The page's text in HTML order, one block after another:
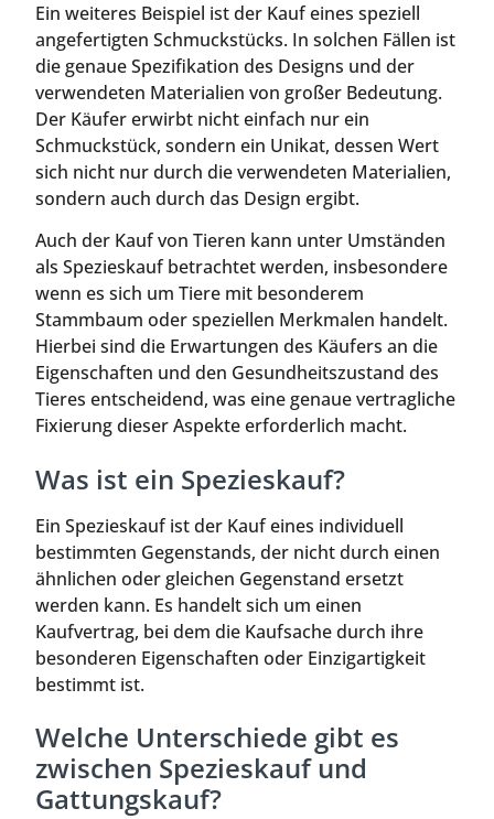
Ein weiteres Beispiel ist der Kauf eines speziell
angefertigten Schmuckstücks. In solchen Fällen ist
die genaue Spezifikation des Designs und der
verwendeten Materialien von großer Bedeutung.
Der Käufer erwirbt nicht einfach nur ein
Schmuckstück, sondern ein Unikat, dessen Wert
sich nicht nur durch die verwendeten Materialien,
sondern auch durch das Design ergibt.
Auch der Kauf von Tieren kann unter Umständen
als Spezieskauf betrachtet werden, insbesondere
wenn es sich um Tiere mit besonderem
Stammbaum oder speziellen Merkmalen handelt.
Hierbei sind die Erwartungen des Käufers an die
Eigenschaften und den Gesundheitszustand des
Tieres entscheidend, was eine genaue vertragliche
Fixierung dieser Aspekte erforderlich macht.
Was ist ein Spezieskauf?
Ein Spezieskauf ist der Kauf eines individuell
bestimmten Gegenstands, der nicht durch einen
ähnlichen oder gleichen Gegenstand ersetzt
werden kann. Es handelt sich um einen
Kaufvertrag, bei dem die Kaufsache durch ihre
besonderen Eigenschaften oder Einzigartigkeit
bestimmt ist.
Welche Unterschiede gibt es
zwischen Spezieskauf und
Gattungskauf?